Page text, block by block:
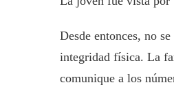
Desde entonces, no
integridad física. La
comunique a los